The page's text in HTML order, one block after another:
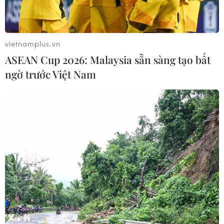
07/08/2026 04:05
Chưa có bằng chứng truyền máu trẻ giúp
vietnamplus.vn
ASEAN Cup 2026: Malaysia sẵn sàng tạo bất
ngờ trước Việt Nam